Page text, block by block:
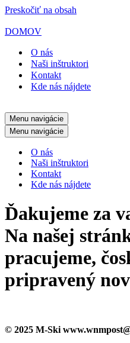
Preskočiť na obsah
DOMOV
O nás
Naši inštruktori
Kontakt
Kde nás nájdete
Menu navigácie
Menu navigácie
O nás
Naši inštruktori
Kontakt
Kde nás nájdete
Ďakujeme za
Na našej
pracujeme,
pripravený
© 2025 M-Ski